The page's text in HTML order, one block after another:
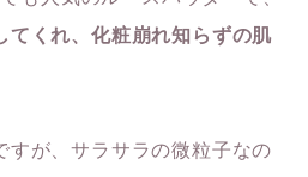
てくれ、化粧崩れ知らずの肌
すが、サラサラの微粒子なの